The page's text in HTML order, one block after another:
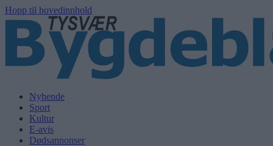
Hopp til hovedinnhold
Nyhende
Sport
Kultur
E-avis
Dødsannonser